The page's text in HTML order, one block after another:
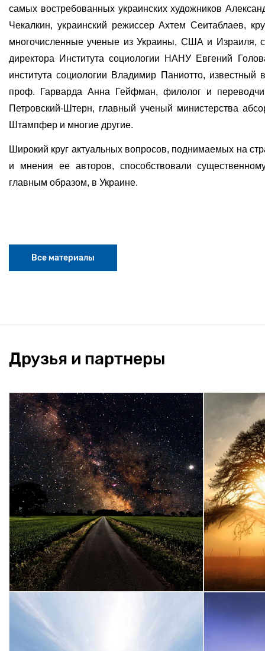
самых востребованных украинских художников
Чекалкин, украинский режиссер Ахтем Сеитаблаев,
многочисленные ученые из Украины, США и Израиля,
директора Института социологии НАНУ Евгений
института социологии Владимир Паниотто, известный
проф. Гарварда Анна Гейфман, филолог и
Петровский-Штерн, главный ученый министерства
Штампфер и многие другие.
Широкий круг актуальных вопросов, поднимаемых на
и мнения ее авторов, способствовали
главным образом, в Украине.
Все материалы
Друзья и партнеры
Google
"But I must explain to you how all
this mistaken
nunc,
auctor